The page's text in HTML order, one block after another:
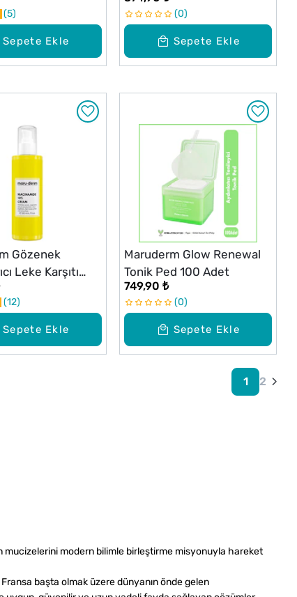
Sepete Ekle
5
Sepete Ekle
0
Sepete Ekle
Gözenek
Leke Karşıtı
%10 Krem 200
12
Sepete Ekle
Maruderm Glow Renewal
Tonik Ped 100 Adet
749,90 ₺
0
1 2
mucizelerini modern bilimle birleştirme misyonuyla hareket
başta olmak üzere dünyanın önde gelen